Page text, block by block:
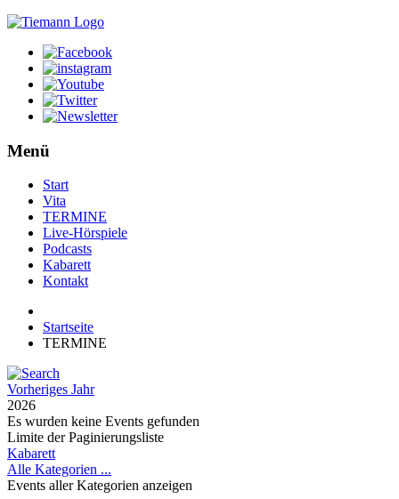
Menü
Start
Vita
TERMINE
Live-Hörspiele
Podcasts
Kabarett
Kontakt
Startseite
TERMINE
Vorheriges Jahr
2026
Es wurden keine Events gefunden
Limite der Paginierungsliste
Kabarett
Alle Kategorien ...
Events aller Kategorien anzeigen